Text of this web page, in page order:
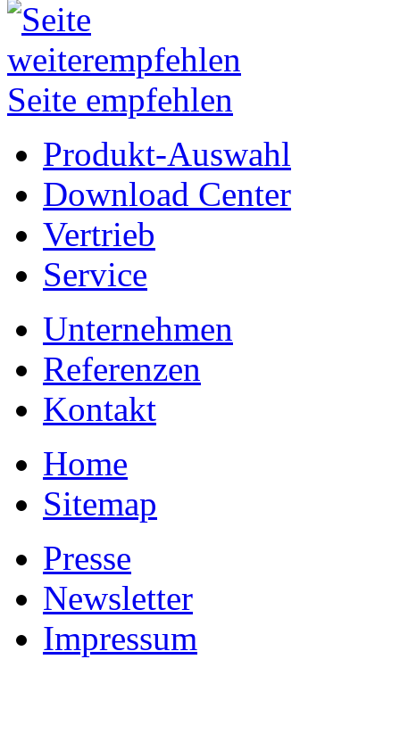
Seite empfehlen
Produkt-Auswahl
Download Center
Vertrieb
Service
Unternehmen
Referenzen
Kontakt
Home
Sitemap
Presse
Newsletter
Impressum